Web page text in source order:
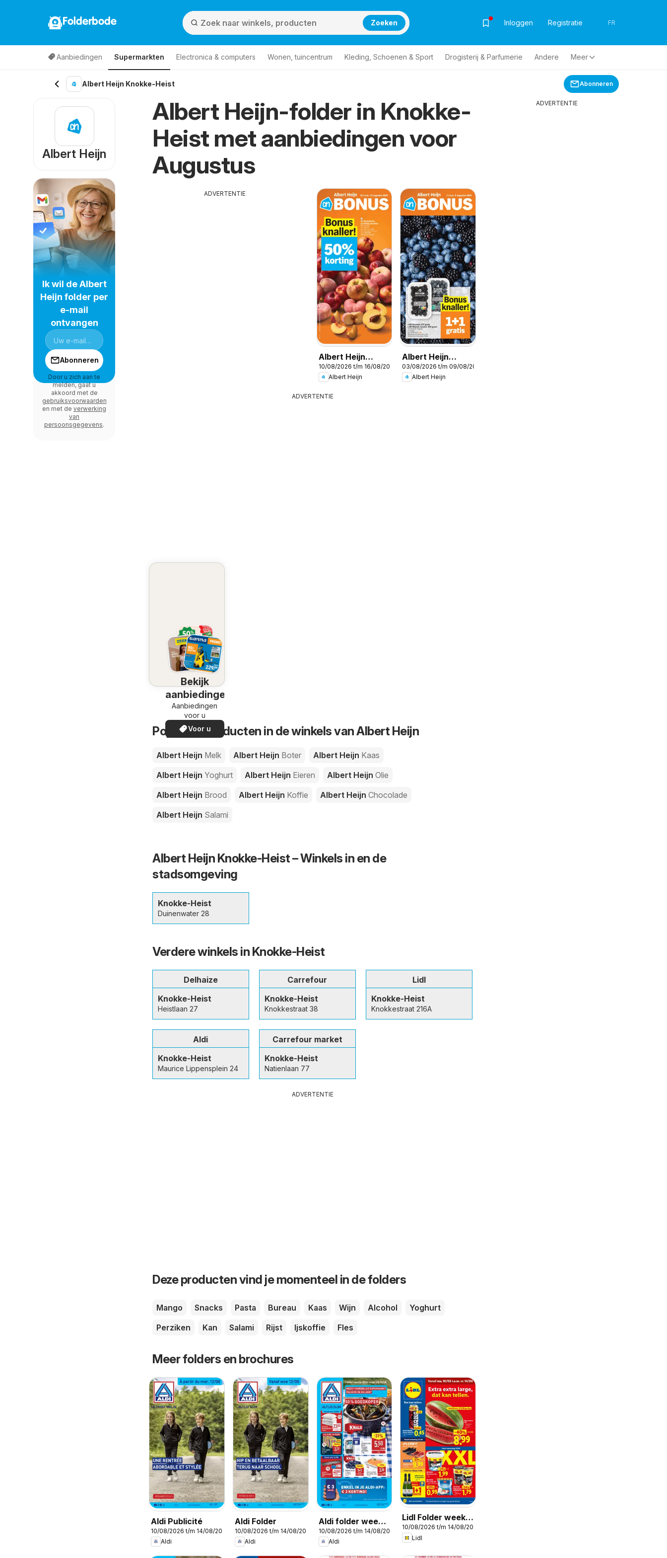
Folderbode Zoeken Inloggen Registratie FR
Aanbiedingen Supermarkten Electronica & computers Wonen, tuincentrum Kleding, Schoenen & Sport Drogisterij & Parfumerie Andere Meer
Albert Heijn Knokke-Heist Abonneren
Albert Heijn-folder in Knokke-
Heist met aanbiedingen voor
Augustus
ADVERTENTIE
Albert Heijn
Folder week / de
la semaine 33
10/08/2026 t/m 16/08/2026
Albert Heijn
Albert Heijn
Folder week / de
la semaine 32
03/08/2026 t/m 09/08/2026
Albert Heijn
ADVERTENTIE
Bekijk
aanbiedingen
Aanbiedingen
voor u
Voor u
Populaire producten in de winkels van Albert Heijn
Albert Heijn Melk Albert Heijn Boter Albert Heijn Kaas
Albert Heijn Yoghurt Albert Heijn Eieren Albert Heijn Olie
Albert Heijn Brood Albert Heijn Koffie Albert Heijn Chocolade
Albert Heijn Salami
Albert Heijn Knokke-Heist – Winkels in en de
stadsomgeving
Knokke-Heist
Duinenwater 28
Verdere winkels in Knokke-Heist
Delhaize
Knokke-Heist
Heistlaan 27
Carrefour
Knokke-Heist
Knokkestraat 38
Lidl
Knokke-Heist
Knokkestraat 216A
Aldi
Knokke-Heist
Maurice Lippensplein 24
Carrefour market
Knokke-Heist
Natienlaan 77
ADVERTENTIE
Deze producten vind je momenteel in de folders
Mango Snacks Pasta Bureau Kaas Wijn Alcohol
Yoghurt
Perziken
Kan Salami Rijst Ijskoffie Fles
Meer folders en brochures
Aldi Publicité
10/08/2026 t/m 14/08/2026
Aldi
Aldi Folder
10/08/2026 t/m 14/08/2026
Aldi
Aldi folder week
33
10/08/2026 t/m 14/08/2026
Aldi
Lidl Folder week
33
10/08/2026 t/m 14/08/2026
Lidl
Albert Heijn
Ik wil de Albert
Heijn folder per
e-mail
ontvangen
Abonneren
Door u zich aan te
melden, gaat u
akkoord met de
gebruiksvoorwaarden
en met de verwerking
van
persoonsgegevens.
ADVERTENTIE